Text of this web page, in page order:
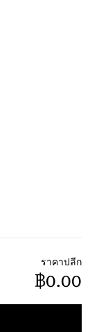
ราคาปลีก
฿0.00